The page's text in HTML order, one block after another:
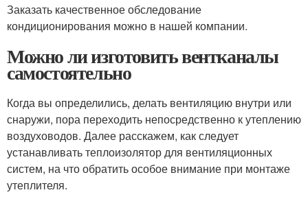
Заказать качественное обследование
кондиционирования можно в нашей компании.
Можно ли изготовить вентканалы
самостоятельно
Когда вы определились, делать вентиляцию внутри или
снаружи, пора переходить непосредственно к утеплению
воздуховодов. Далее расскажем, как следует
устанавливать теплоизолятор для вентиляционных
систем, на что обратить особое внимание при монтаже
утеплителя.